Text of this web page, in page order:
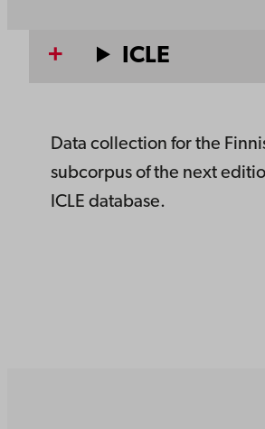
ICLE
Data collection for the
subcorpus of the next
ICLE database.